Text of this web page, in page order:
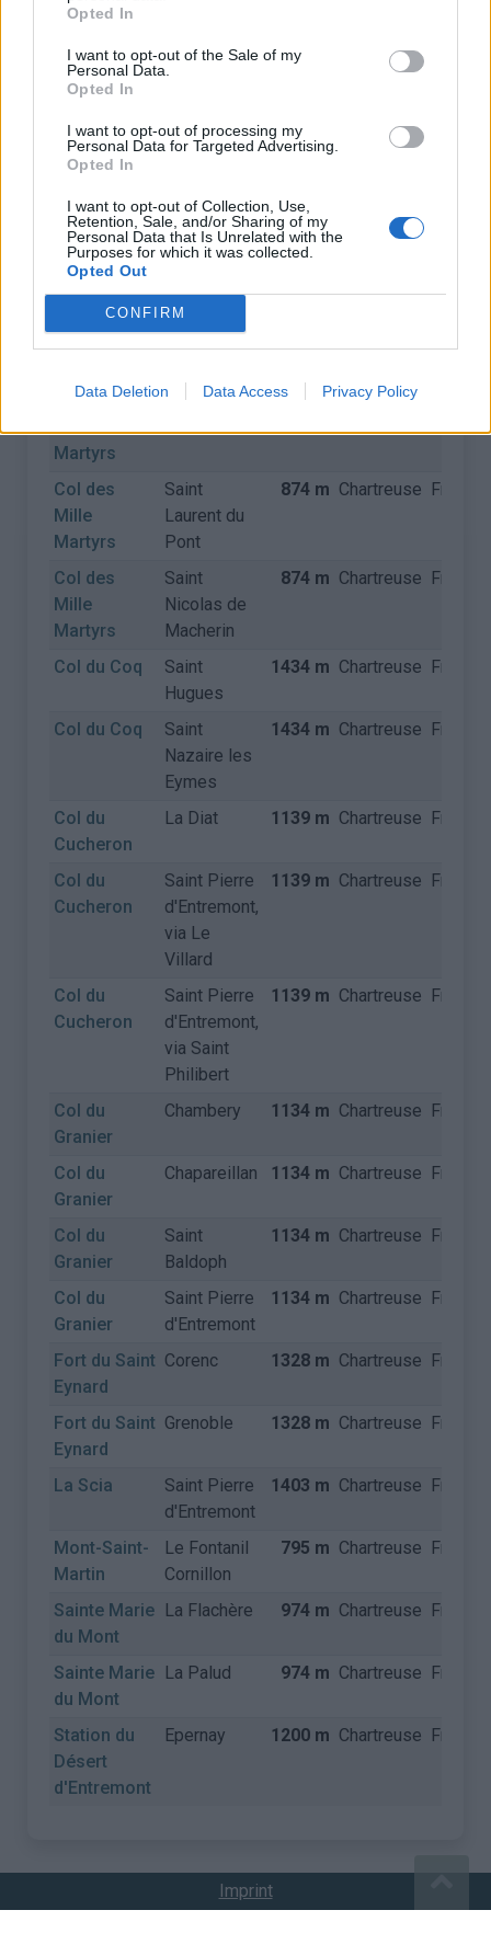
Opted In
I want to opt-out of the Sale of my
Personal Data.
Opted In
I want to opt-out of processing my
Personal Data for Targeted Advertising.
Opted In
I want to opt-out of Collection, Use,
Retention, Sale, and/or Sharing of my
Personal Data that Is Unrelated with the
Purposes for which it was collected.
Opted Out
CONFIRM
Data Deletion Data Access Privacy Policy
Marcieu
Col de
Palaquit
Grenoble 1154 m Chartreuse
Col de Porte La Diat 1326 m Chartreuse
Laurent du
Pont
Col de
Vence
Col des
Saint Jean
Col des
Mille
Martyrs
Saint Geoire
en Valdaine
874 m Chartreuse
Col des
Mille
Martyrs
Saint
Laurent du
Pont
874 m Chartreuse
Col des
Mille
Martyrs
Saint
Nicolas de
Macherin
874 m Chartreuse
Col du Coq
Saint
Hugues
1434 m Chartreuse
Col du Coq
Saint
Nazaire les
Eymes
1434 m Chartreuse
Col du
Cucheron
La Diat 1139 m Chartreuse
Col du
Cucheron
Saint Pierre
d'Entremont,
via Le
Villard
1139 m Chartreuse
Col du
Cucheron
Saint Pierre
d'Entremont,
via Saint
Philibert
1139 m Chartreuse
Col du
Granier
Chambery 1134 m Chartreuse
Col du
Granier
Chapareillan 1134 m Chartreuse
Col du
Granier
Saint
Baldoph
1134 m Chartreuse
Col du
Granier
Saint Pierre
d'Entremont
1134 m Chartreuse
Fort du Saint
Eynard
Corenc 1328 m Chartreuse
Fort du Saint
Eynard
Grenoble 1328 m Chartreuse
La Scia
Saint Pierre
d'Entremont
1403 m Chartreuse
Mont-Saint-
Martin
Le Fontanil
Cornillon
795 m Chartreuse
Sainte Marie
du Mont
La Flachère 974 m Chartreuse
Sainte Marie
du Mont
La Palud 974 m Chartreuse
Station du
Désert
d'Entremont
Epernay 1200 m Chartreuse
Imprint